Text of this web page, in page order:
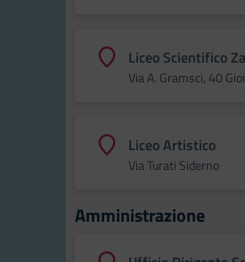
Liceo Scientifico
Via A. Gramsci, 40
Liceo Artistico
Via Turati Siderno
Amministrazione